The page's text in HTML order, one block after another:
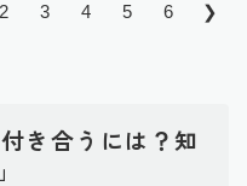
2 3 4 5 6 ❯
き合うには？知